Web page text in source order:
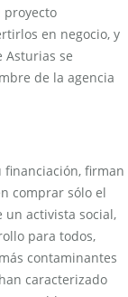
proyecto
en negocio, y
Asturias se
de la agencia
financiación, firman
comprar sólo el
activista social,
para todos,
contaminantes
caracterizado